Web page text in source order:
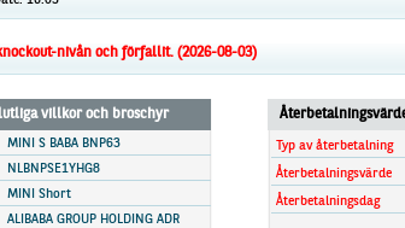
nivån och förfallit. (2026-08-03)
villkor och broschyr
MINI S BABA BNP63
NLBNPSE1YHG8
MINI Short
ALIBABA GROUP HOLDING ADR
Typ av återbetalning
Återbetalningsvärde
Återbetalningsdag